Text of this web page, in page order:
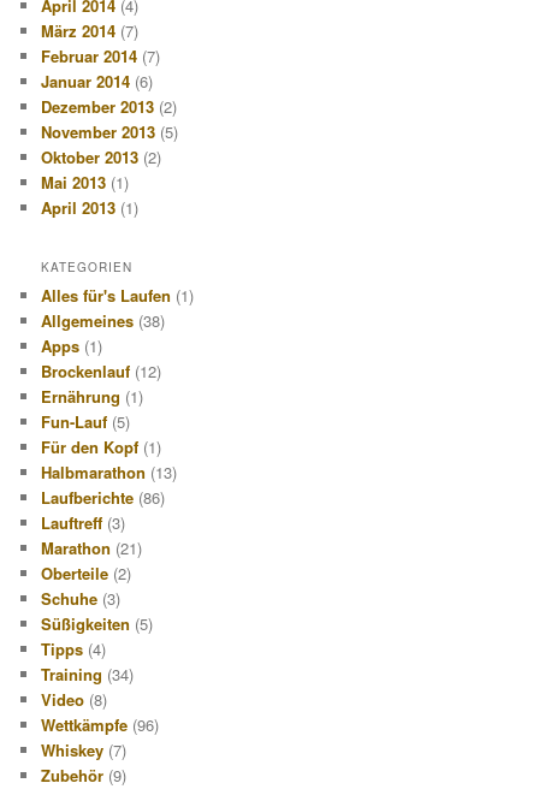
April 2014 (4)
März 2014 (7)
Februar 2014 (7)
Januar 2014 (6)
Dezember 2013 (2)
November 2013 (5)
Oktober 2013 (2)
Mai 2013 (1)
April 2013 (1)
KATEGORIEN
Alles für's Laufen (1)
Allgemeines (38)
Apps (1)
Brockenlauf (12)
Ernährung (1)
Fun-Lauf (5)
Für den Kopf (1)
Halbmarathon (13)
Laufberichte (86)
Lauftreff (3)
Marathon (21)
Oberteile (2)
Schuhe (3)
Süßigkeiten (5)
Tipps (4)
Training (34)
Video (8)
Wettkämpfe (96)
Whiskey (7)
Zubehör (9)